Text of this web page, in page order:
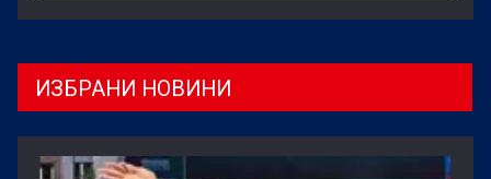
ИЗБРАНИ НОВИНИ